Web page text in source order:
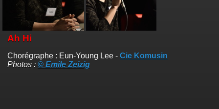
Ah Hi
Chorégraphe : Eun-Young Lee - Cie Komusin
Photos : © Emile Zeizig